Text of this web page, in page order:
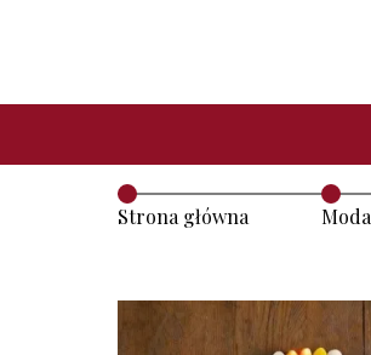
Strona główna Moda